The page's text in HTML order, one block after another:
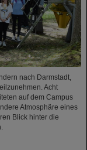
nach Darmstadt,
Acht
auf dem Campus
Atmosphäre eines
Blick hinter die